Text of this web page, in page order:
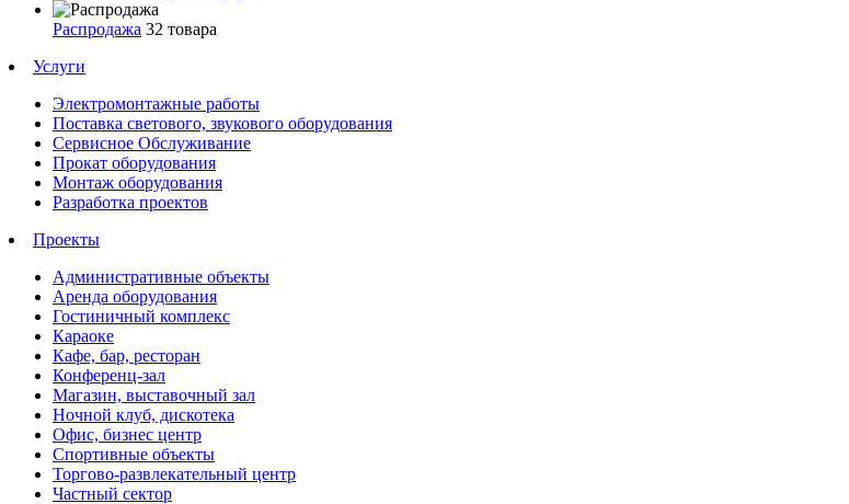
Распродажа 32 товара
Услуги
Электромонтажные работы
Поставка светового, звукового оборудования
Сервисное Обслуживание
Прокат оборудования
Монтаж оборудования
Разработка проектов
Проекты
Административные объекты
Аренда оборудования
Гостиничный комплекс
Караоке
Кафе, бар, ресторан
Конференц-зал
Магазин, выставочный зал
Ночной клуб, дискотека
Офис, бизнес центр
Спортивные объекты
Торгово-развлекательный центр
Частный сектор